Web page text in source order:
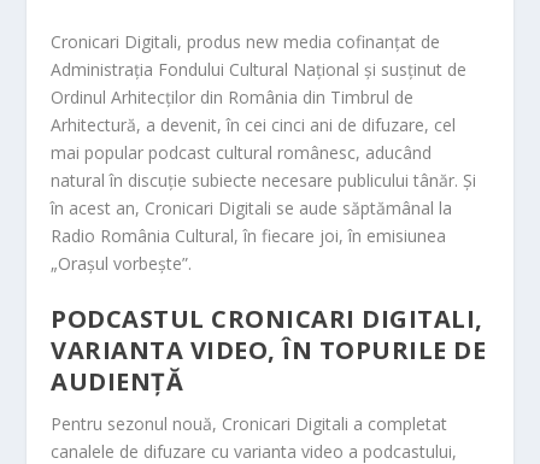
Cronicari Digitali, produs new media cofinanțat de
Administrația Fondului Cultural Național și susținut de
Ordinul Arhitecților din România din Timbrul de
Arhitectură, a devenit, în cei cinci ani de difuzare, cel
mai popular podcast cultural românesc, aducând
natural în discuție subiecte necesare publicului tânăr. Și
în acest an, Cronicari Digitali se aude săptămânal la
Radio România Cultural, în fiecare joi, în emisiunea
„Orașul vorbește”.
PODCASTUL CRONICARI DIGITALI,
VARIANTA VIDEO, ÎN TOPURILE DE
AUDIENȚĂ
Pentru sezonul nouă, Cronicari Digitali a completat
canalele de difuzare cu varianta video a podcastului,